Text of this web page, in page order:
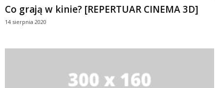
Co grają w kinie? [REPERTUAR CINEMA 3D]
14 sierpnia 2020